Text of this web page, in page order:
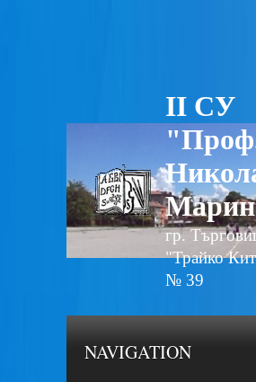
II СУ
гр.
"Трайко
№ 39
NAVIGATION